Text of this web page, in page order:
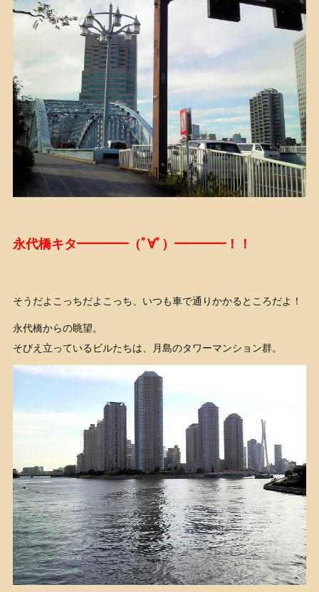
永代橋キタ━━━━（ﾟ∀ﾟ）━━━━！！
そうだよこっちだよこっち、いつも車で通りかかるところだよ！
永代橋からの眺望。
そびえ立っているビルたちは、月島のタワーマンション群。